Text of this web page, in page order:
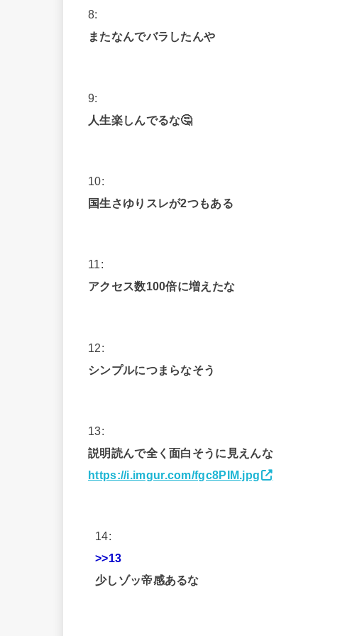
8:
またなんでバラしたんや
9:
人生楽しんでるな🤔
10:
国生さゆりスレが2つもある
11:
アクセス数100倍に増えたな
12:
シンプルにつまらなそう
13:
説明読んで全く面白そうに見えんな
https://i.imgur.com/fgc8PIM.jpg
14:
>>13
少しゾッ帝感あるな